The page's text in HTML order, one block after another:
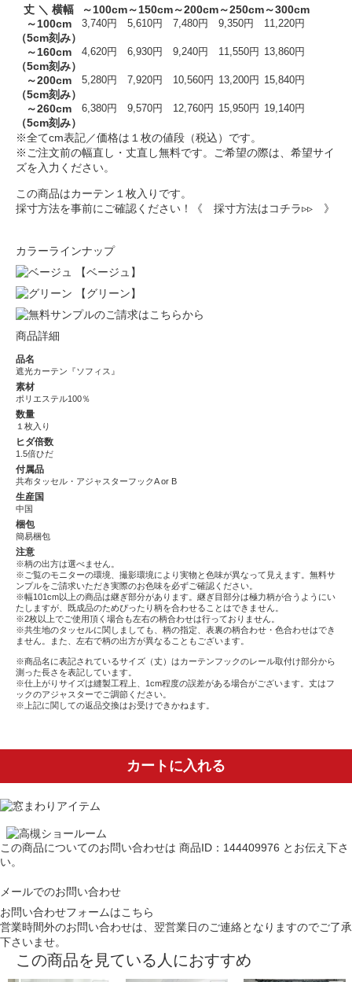
丈 ＼ 横幅 ～100cm～150cm～200cm～250cm～300cm
～100cm
（5cm刻み）
3,740円 5,610円 7,480円 9,350円 11,220円
～160cm
（5cm刻み）
4,620円 6,930円 9,240円 11,550円 13,860円
～200cm
（5cm刻み）
5,280円 7,920円 10,560円 13,200円 15,840円
～260cm
（5cm刻み）
6,380円 9,570円 12,760円 15,950円 19,140円
※全てcm表記／価格は１枚の値段（税込）です。
※ご注文前の幅直し・丈直し無料です。ご希望の際は、希望サイ
ズを入力ください。
この商品はカーテン１枚入りです。
採寸方法を事前にご確認ください！
《 採寸方法はコチラ▹▹ 》
カラーラインナップ
【ベージュ】
【グリーン】
商品詳細
品名
遮光カーテン『ソフィス』
素材
ポリエステル100％
数量
１枚入り
ヒダ倍数
1.5倍ひだ
付属品
共布タッセル・アジャスターフックA or B
生産国
中国
梱包
簡易梱包
注意
※柄の出方は選べません。
※ご覧のモニターの環境、撮影環境により実物と色味が異なって見えます。無料サ
ンプルをご請求いただき実際のお色味を必ずご確認ください。
※幅101cm以上の商品は継ぎ部分があります。継ぎ目部分は極力柄が合うようにい
たしますが、既成品のためぴったり柄を合わせることはできません。
※2枚以上でご使用頂く場合も左右の柄合わせは行っておりません。
※共生地のタッセルに関しましても、柄の指定、表裏の柄合わせ・色合わせはでき
ません。また、左右で柄の出方が異なることもございます。
※商品名に表記されているサイズ（丈）はカーテンフックのレール取付け部分から
測った長さを表記しています。
※仕上がりサイズは縫製工程上、1cm程度の誤差がある場合がございます。丈はフ
ックのアジャスターでご調節ください。
※上記に関しての返品交換はお受けできかねます。
カートに入れる
この商品についてのお問い合わせは 商品ID：144409976 とお伝え下さ
い。
メールでのお問い合わせ
お問い合わせフォームはこちら
営業時間外のお問い合わせは、翌営業日のご連絡となりますのでご了承
下さいませ。
この商品を見ている人におすすめ